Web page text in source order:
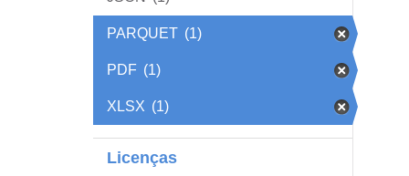
PARQUET (1)
PDF (1)
XLSX (1)
Licenças